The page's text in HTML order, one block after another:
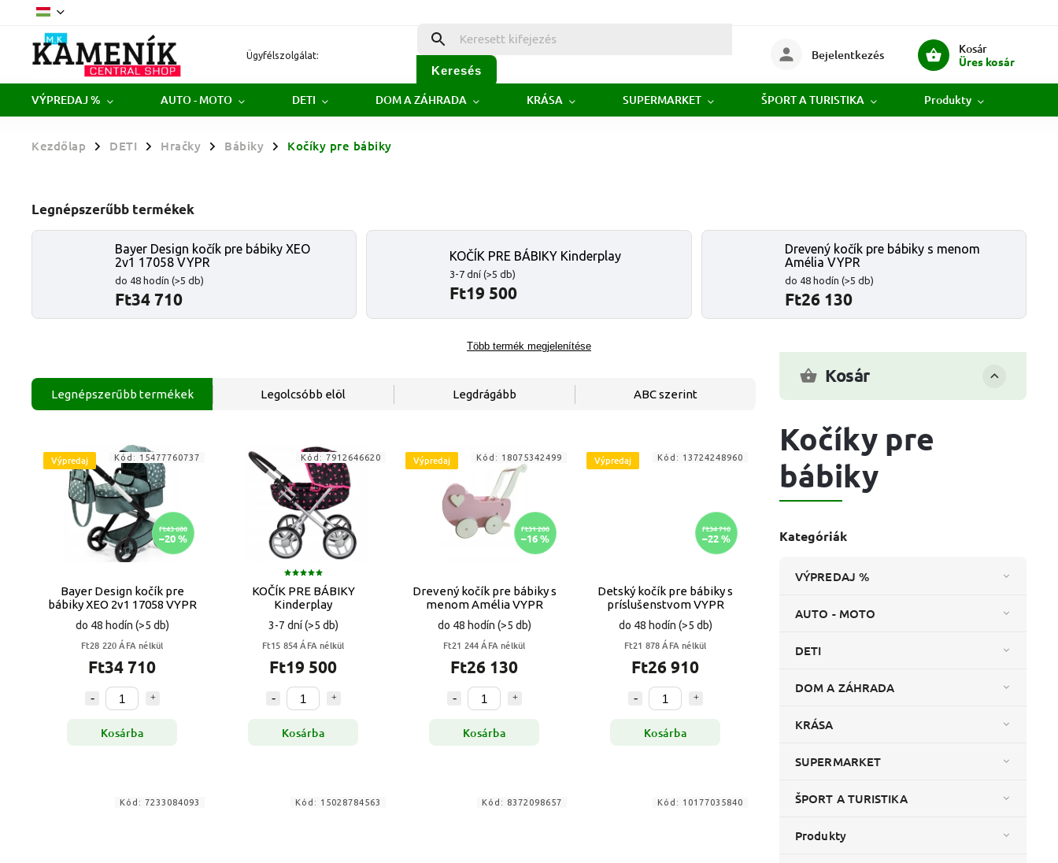
Ügyfélszolgálat:
Keresés
Kosár
Üres kosár
Bejelentkezés
VÝPREDAJ % AUTO - MOTO DETI DOM A ZÁHRADA KRÁSA SUPERMARKET ŠPORT A TURISTIKA Produkty
Kezdőlap / DETI / Hračky / Bábiky / Kočíky pre bábiky
Legnépszerűbb termékek
Bayer Design kočík pre bábiky XEO
2v1 17058 VYPR
do 48 hodín (>5 db)
Ft34 710
KOČÍK PRE BÁBIKY Kinderplay
3-7 dní(>5 db)
Ft19 500
Drevený kočík pre bábiky s menom
Amélia VYPR
do 48 hodín (>5 db)
Ft26 130
Több termék megjelenítése
Kosár
Kočíky pre
bábiky
Kategóriák
VÝPREDAJ %
AUTO - MOTO
DETI
DOM A ZÁHRADA
KRÁSA
SUPERMARKET
ŠPORT A TURISTIKA
Produkty
Legnépszerűbb termékek Legolcsóbb elöl Legdrágább ABC szerint
Výpredaj
Ft43 680
–20 %
Bayer Design kočík pre
bábiky XEO 2v1 17058 VYPR
do 48 hodín (>5 db)
Ft28 220 ÁFA nélkül
Ft34 710
Kosárba
Kód: 15477760737
KOČÍK PRE BÁBIKY
Kinderplay
3-7 dní(>5 db)
Ft15 854 ÁFA nélkül
Ft19 500
Kosárba
Kód: 7912646620 Výpredaj
Ft31 200
–16 %
Drevený kočík pre bábiky s
menom Amélia VYPR
do 48 hodín (>5 db)
Ft21 244 ÁFA nélkül
Ft26 130
Kosárba
Kód: 18075342499 Výpredaj
Ft34 710
–22 %
Detský kočík pre bábiky s
príslušenstvom VYPR
do 48 hodín (>5 db)
Ft21 878 ÁFA nélkül
Ft26 910
Kosárba
Kód: 13724248960
Kód: 7233084093 Kód: 15028784563 Kód: 8372098657 Kód: 10177035840